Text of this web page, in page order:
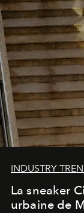
INDUSTRY
La sneaker
urbaine de